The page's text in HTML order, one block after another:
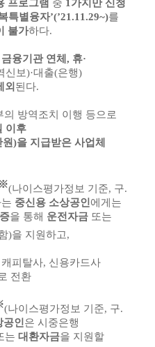
프로그램 중 1가지만 신청
특별융자’(’21.11.29~)를
불가하다.
융기관 연체, 휴·
신보)·대출(은행)
외 된다.
의 방역조치 이행 등으로
이후
)을 지급받은 사업체
※(나이스평가정보 기준, 구.
중신용 소상공인 에게는
을 통해 운전자금 또는
)을 지원하고,
피탈사, 신용카드사
전환
(나이스평가정보 기준, 구.
인 은 시중은행
는 대환자금을 지원할